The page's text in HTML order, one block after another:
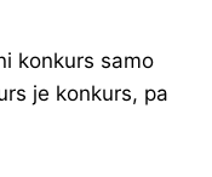
konkurs samo
je konkurs, pa